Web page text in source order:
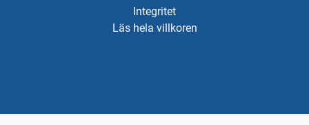
Integritet
Läs hela villkoren